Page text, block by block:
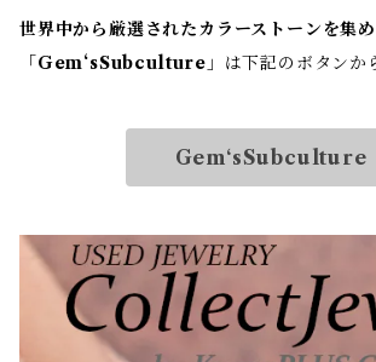
世界中から厳選されたカラーストーンを集
「Gem‘sSubculture 」は下記のボタンか
Gem‘sSubculture